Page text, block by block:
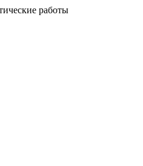
работы